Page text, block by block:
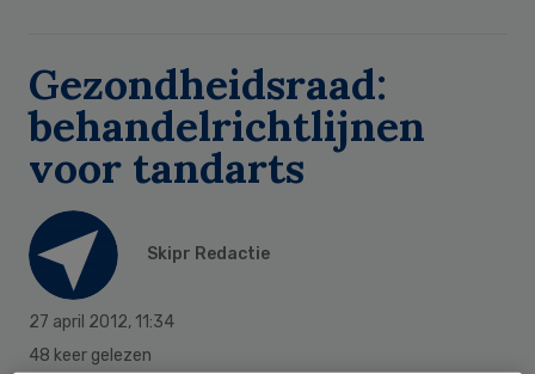
Gezondheidsraad:
behandelrichtlijnen
voor tandarts
Skipr Redactie
27 april 2012, 11:34
48 keer gelezen